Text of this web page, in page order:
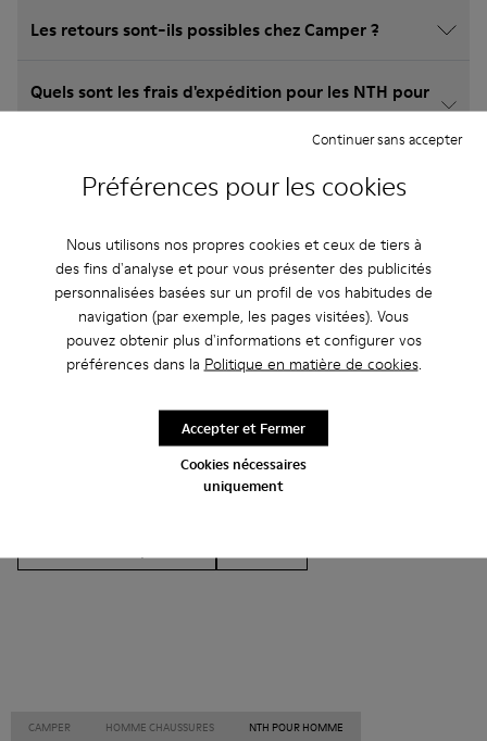
Préférences pour les cookies
Nous utilisons nos propres cookies et ceux de tiers à
des fins d'analyse et pour vous présenter des publicités
personnalisées basées sur un profil de vos habitudes de
navigation (par exemple, les pages visitées). Vous
pouvez obtenir plus d'informations et configurer vos
préférences dans la Politique en matière de cookies.
Cookies nécessaires
uniquement
Continuer sans accepter
Accepter et Fermer
Les retours sont-ils possibles chez Camper ?
Quels sont les frais d'expédition pour les NTH pour
Homme Camper?
Autres Catégories
Bottines Non Leather
Ballerines
Chaussures à lacets
Mocassins
Bottes
Chaussures casual
CAMPER HOMME CHAUSSURES NTH POUR HOMME